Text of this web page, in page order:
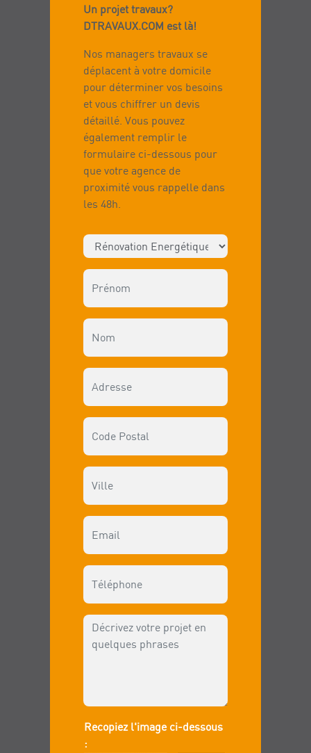
Un projet travaux?
DTRAVAUX.COM est là!
Nos managers travaux se
déplacent à votre domicile
pour déterminer vos besoins
et vous chiffrer un devis
détaillé. Vous pouvez
également remplir le
formulaire ci-dessous pour
que votre agence de
proximité vous rappelle dans
les 48h.
Recopiez l'image ci-dessous
: